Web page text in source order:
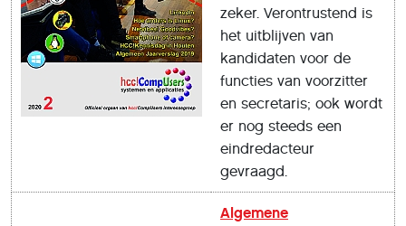
zeker. Verontrustend is
het uitblijven van
kandidaten voor de
functies van voorzitter
en secretaris; ook wordt
er nog steeds een
eindredacteur
gevraagd.
Algemene